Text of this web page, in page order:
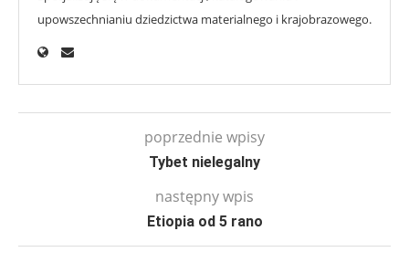
upowszechnianiu dziedzictwa materialnego i krajobrazowego.
poprzednie wpisy
Tybet nielegalny
następny wpis
Etiopia od 5 rano